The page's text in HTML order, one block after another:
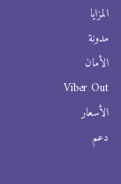
المزايا
مدونة
الأمان
Viber Out
الأسعار
دعم